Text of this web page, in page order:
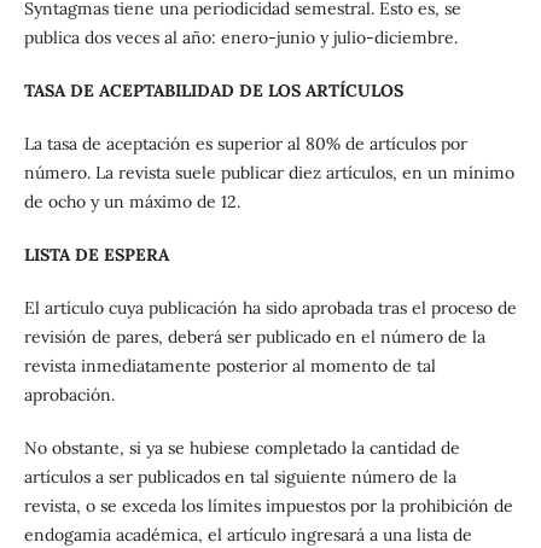
Syntagmas tiene una periodicidad semestral. Esto es, se
publica dos veces al año: enero-junio y julio-diciembre.
TASA DE ACEPTABILIDAD DE LOS ARTÍCULOS
La tasa de aceptación es superior al 80% de artículos por
número. La revista suele publicar diez artículos, en un mínimo
de ocho y un máximo de 12.
LISTA DE ESPERA
El artículo cuya publicación ha sido aprobada tras el proceso de
revisión de pares, deberá ser publicado en el número de la
revista inmediatamente posterior al momento de tal
aprobación.
No obstante, si ya se hubiese completado la cantidad de
artículos a ser publicados en tal siguiente número de la
revista, o se exceda los límites impuestos por la prohibición de
endogamia académica, el artículo ingresará a una lista de